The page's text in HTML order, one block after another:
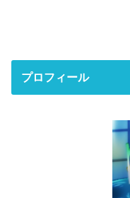
プロフィール